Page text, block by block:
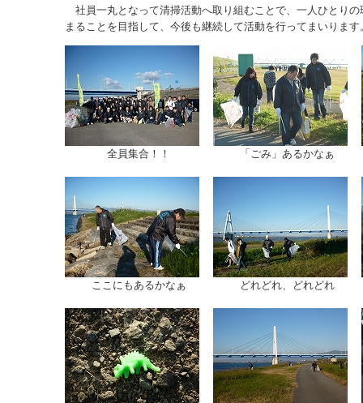
社員一丸となって清掃活動へ取り組むことで、一人ひとり
まることを目指して、今後も継続して活動を行ってまいります
全員集合！！ 「ごみ」あるかなぁ
ここにもあるかなぁ どれどれ、どれどれ